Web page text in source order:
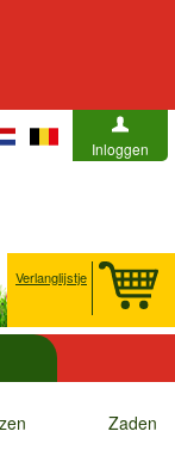
Inloggen
Verlanglijstje
Zaden